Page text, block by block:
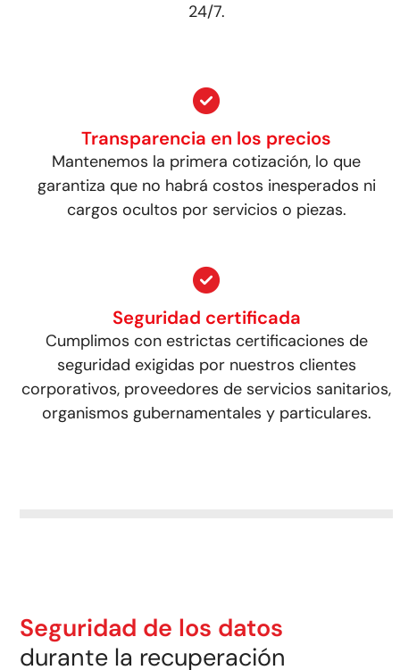
24/7.
Transparencia en los precios
Mantenemos la primera cotización, lo que
garantiza que no habrá costos inesperados ni
cargos ocultos por servicios o piezas.
Seguridad certificada
Cumplimos con estrictas certificaciones de
seguridad exigidas por nuestros clientes
corporativos, proveedores de servicios sanitarios,
organismos gubernamentales y particulares.
Seguridad de los datos
durante la recuperación